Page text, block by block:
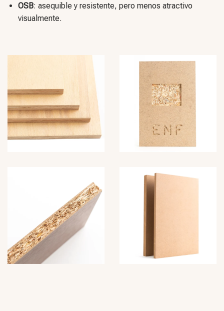
OSB: asequible y resistente, pero menos atractivo
visualmente.